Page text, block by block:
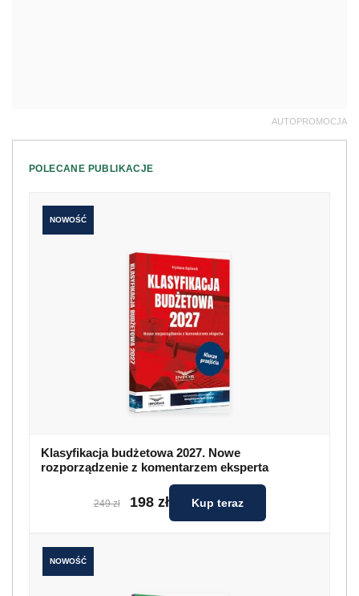
AUTOPROMOCJA
POLECANE PUBLIKACJE
NOWOŚĆ
Klasyfikacja budżetowa 2027. Nowe
rozporządzenie z komentarzem eksperta
249 zł 198 zł Kup teraz
NOWOŚĆ